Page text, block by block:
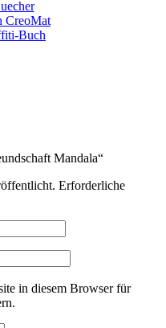
Mandala“
Erforderliche
in diesem Browser für